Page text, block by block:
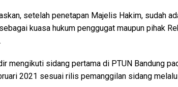
setelah penetapan Majelis Hakim, sudah
kuasa hukum penggugat maupun pihak
mengikuti sidang pertama di PTUN Bandung
2021 sesuai rilis pemanggilan sidang